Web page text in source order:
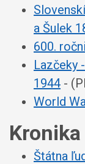
a Šulek
600.
Lazčeky
1944 -
World
Štátna